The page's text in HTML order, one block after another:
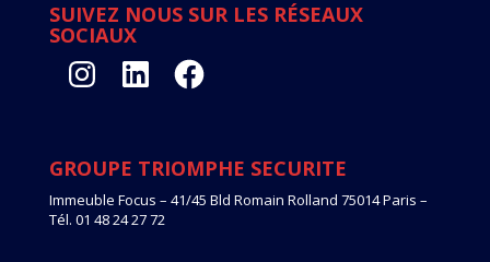
SUIVEZ NOUS SUR LES RÉSEAUX
SOCIAUX
InstagramLinkedIn Facebook
GROUPE TRIOMPHE SECURITE
Immeuble Focus – 41/45 Bld Romain Rolland 75014 Paris –
Tél. 01 48 24 27 72